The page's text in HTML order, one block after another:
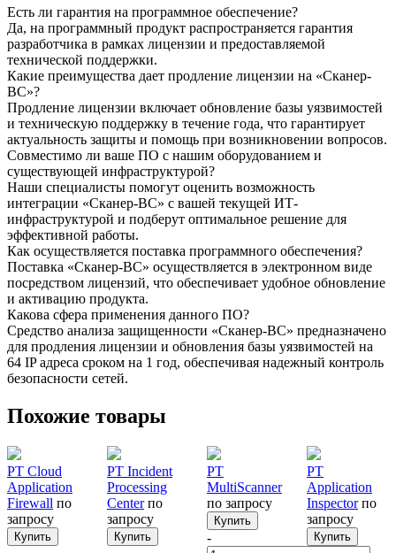
Есть ли гарантия на программное обеспечение?
Да, на программный продукт распространяется гарантия
разработчика в рамках лицензии и предоставляемой
технической поддержки.
Какие преимущества дает продление лицензии на «Сканер-
ВС»?
Продление лицензии включает обновление базы уязвимостей
и техническую поддержку в течение года, что гарантирует
актуальность защиты и помощь при возникновении вопросов.
Совместимо ли ваше ПО с нашим оборудованием и
существующей инфраструктурой?
Наши специалисты помогут оценить возможность
интеграции «Сканер-ВС» с вашей текущей ИТ-
инфраструктурой и подберут оптимальное решение для
эффективной работы.
Как осуществляется поставка программного обеспечения?
Поставка «Сканер-ВС» осуществляется в электронном виде
посредством лицензий, что обеспечивает удобное обновление
и активацию продукта.
Какова сфера применения данного ПО?
Средство анализа защищенности «Сканер-ВС» предназначено
для продления лицензии и обновления базы уязвимостей на
64 IP адреса сроком на 1 год, обеспечивая надежный контроль
безопасности сетей.
Похожие товары
PT Cloud
Application
Firewall по
запросу
Купить
PT Incident
Processing
Center по
запросу
Купить
PT
MultiScanner
по запросу
Купить
-
PT
Application
Inspector по
запросу
Купить